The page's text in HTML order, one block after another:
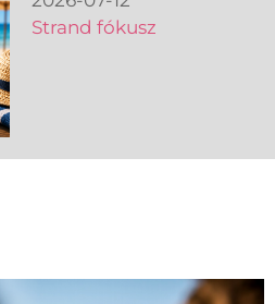
Strand fókusz